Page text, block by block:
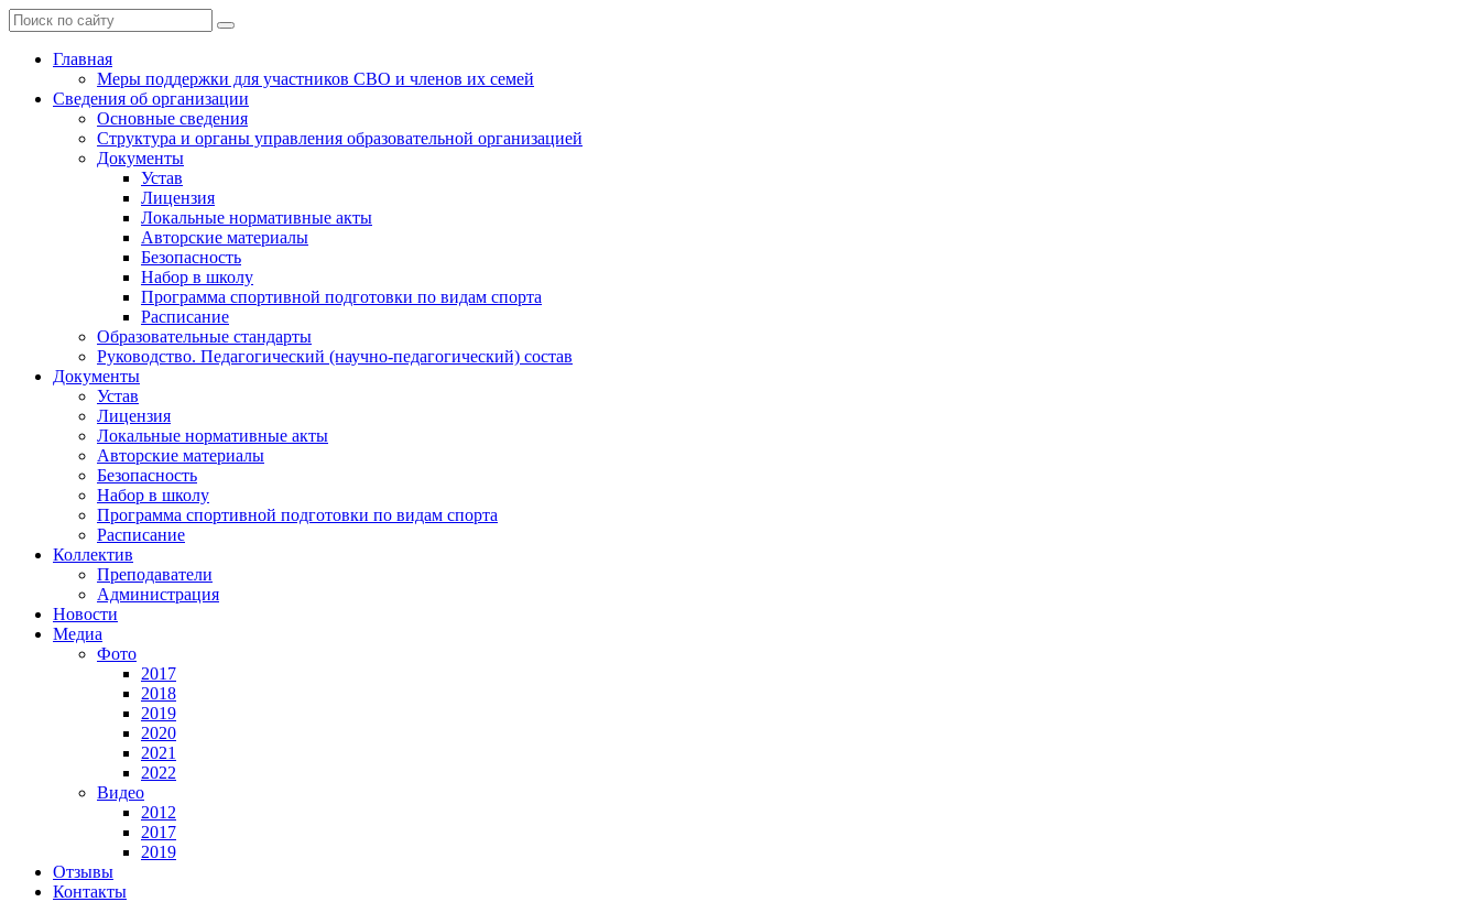
Главная
Меры поддержки для участников СВО и членов их семей
Сведения об организации
Основные сведения
Структура и органы управления образовательной организацией
Документы
Устав
Лицензия
Локальные нормативные акты
Авторские материалы
Безопасность
Набор в школу
Программа спортивной подготовки по видам спорта
Расписание
Образовательные стандарты
Руководство. Педагогический (научно-педагогический) состав
Документы
Устав
Лицензия
Локальные нормативные акты
Авторские материалы
Безопасность
Набор в школу
Программа спортивной подготовки по видам спорта
Расписание
Коллектив
Преподаватели
Администрация
Новости
Медиа
Фото
2017
2018
2019
2020
2021
2022
Видео
2012
2017
2019
Отзывы
Контакты